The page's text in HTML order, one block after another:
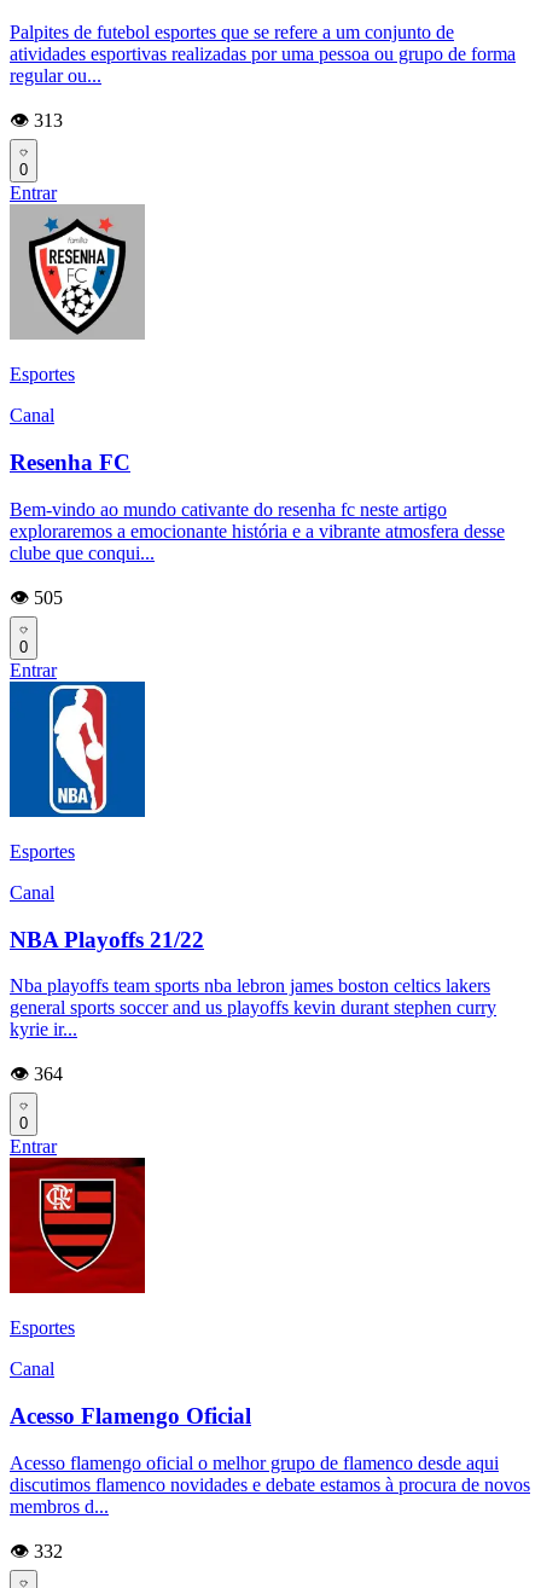
Palpites de futebol esportes que se refere a um conjunto de
atividades esportivas realizadas por uma pessoa ou grupo de forma
regular ou...
👁️ 313
0
Entrar
Esportes
Canal
Resenha FC
Bem-vindo ao mundo cativante do resenha fc neste artigo
exploraremos a emocionante história e a vibrante atmosfera desse
clube que conqui...
👁️ 505
0
Entrar
Esportes
Canal
NBA Playoffs 21/22
Nba playoffs team sports nba lebron james boston celtics lakers
general sports soccer and us playoffs kevin durant stephen curry
kyrie ir...
👁️ 364
0
Entrar
Esportes
Canal
Acesso Flamengo Oficial
Acesso flamengo oficial o melhor grupo de flamenco desde aqui
discutimos flamenco novidades e debate estamos à procura de novos
membros d...
👁️ 332